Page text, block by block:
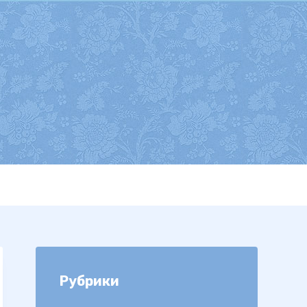
Рубрики